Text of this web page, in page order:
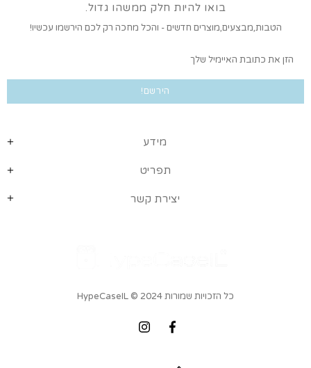
בואו להיות חלק ממשהו גדול.
הטבות,מבצעים,מוצרים חדשים - והכל מחכה רק לכם הירשמו עכשיו!
מידע
תפריט
יצירת קשר
כל הזכויות שמורות HypeCaseIL© 2024